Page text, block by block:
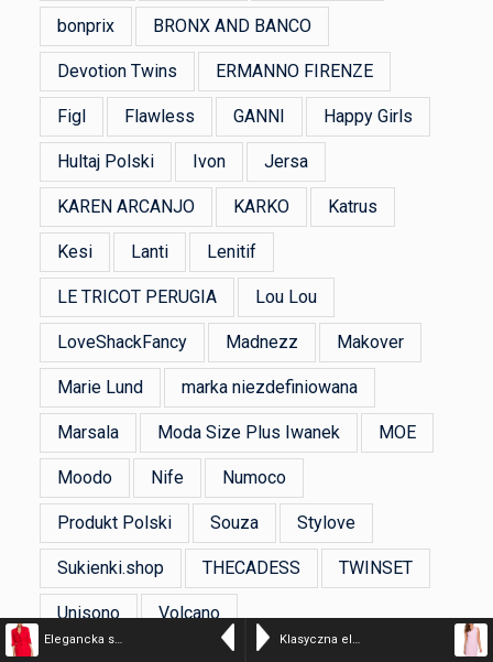
Elegancka sukienka żakietowa z guzikami i kołnierzem czerwona Klasyczna elegancka sukienka midi z dekoltem V
bonprix BRONX AND BANCO
Devotion Twins ERMANNO FIRENZE
Figl Flawless GANNI Happy Girls
Hultaj Polski Ivon Jersa
KAREN ARCANJO KARKO Katrus
Kesi Lanti Lenitif
LE TRICOT PERUGIA Lou Lou
LoveShackFancy Madnezz Makover
Marie Lund marka niezdefiniowana
Marsala Moda Size Plus Iwanek MOE
Moodo Nife Numoco
Produkt Polski Souza Stylove
Sukienki.shop THECADESS TWINSET
Unisono Volcano